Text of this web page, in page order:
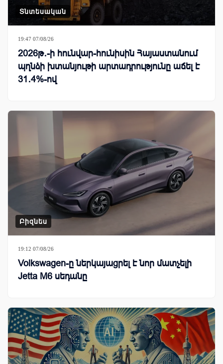
Տնտեսական
19:47 07/08/26
2026թ․-ի հունվար-հունիսին Հայաստանում
պղնձի խտանյութի արտադրությունը աճել է
31․4%-ով
Բիզնես
19:12 07/08/26
Volkswagen-ը ներկայացրել է նոր մատչելի
Jetta M6 սեդանը